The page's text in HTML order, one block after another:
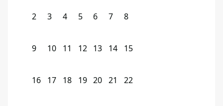
2 3 4 5 6 7 8
9 10 11 12 13 14 15
16 17 18 19 20 21 22